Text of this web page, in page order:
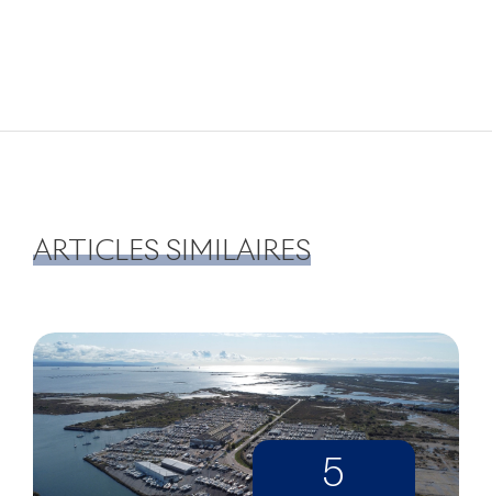
ARTICLES SIMILAIRES
5